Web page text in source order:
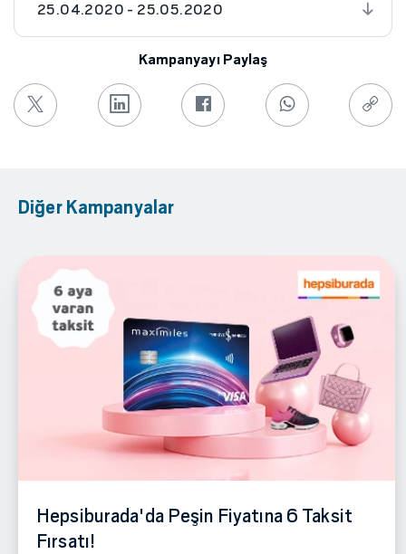
25.04.2020 - 25.05.2020
Kampanyayı Paylaş
Diğer Kampanyalar
Hepsiburada'da Peşin Fiyatına 6 Taksit
Fırsatı!